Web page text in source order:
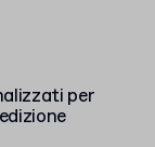
per